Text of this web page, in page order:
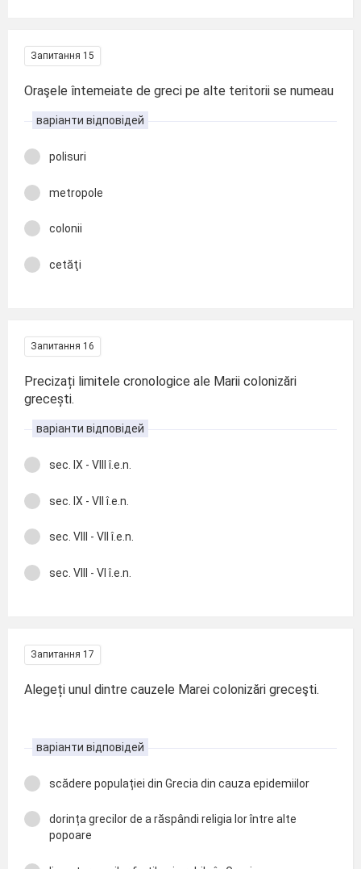
Запитання 15
Oraşele întemeiate de greci pe alte teritorii se numeau
варіанти відповідей
polisuri
metropole
colonii
cetăţi
Запитання 16
Precizați limitele cronologice ale Marii colonizări
grecești.
варіанти відповідей
sec. IX - VIII î.e.n.
sec. IX - VII î.e.n.
sec. VIII - VII î.e.n.
sec. VIII - VI î.e.n.
Запитання 17
Alegeți unul dintre cauzele Marei colonizări greceşti.
варіанти відповідей
scădere populației din Grecia din cauza epidemiilor
dorința grecilor de a răspândi religia lor între alte
popoare